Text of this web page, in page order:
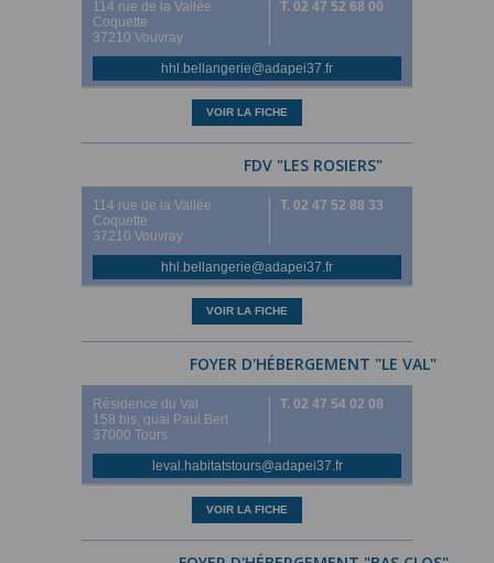
114 rue de la Vallée
Coquette
37210 Vouvray
T. 02 47 52 68 00
hhl.bellangerie@adapei37.fr
VOIR LA FICHE
FDV "LES ROSIERS"
114 rue de la Vallée
Coquette
37210 Vouvray
T. 02 47 52 88 33
hhl.bellangerie@adapei37.fr
VOIR LA FICHE
FOYER D'HÉBERGEMENT "LE VAL"
Résidence du Val
158 bis, quai Paul Bert
37000 Tours
T. 02 47 54 02 08
leval.habitatstours@adapei37.fr
VOIR LA FICHE